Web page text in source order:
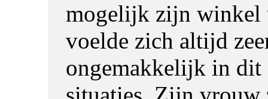
mogelijk zijn
voelde zich altijd
ongemakkelijk in dit